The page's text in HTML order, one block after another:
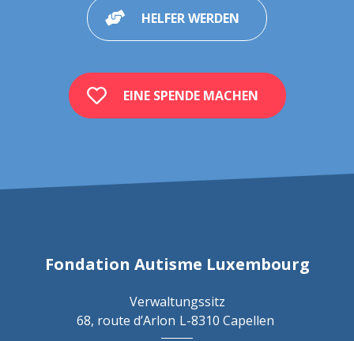
HELFER WERDEN
EINE SPENDE MACHEN
Fondation Autisme Luxembourg
Verwaltungssitz
68, route d’Arlon L-8310 Capellen